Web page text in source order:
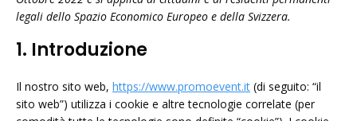
legali dello Spazio Economico Europeo e della Svizzera.
1. Introduzione
Il nostro sito web, https://www.promoevent.it (di seguito: “il
sito web”) utilizza i cookie e altre tecnologie correlate (per